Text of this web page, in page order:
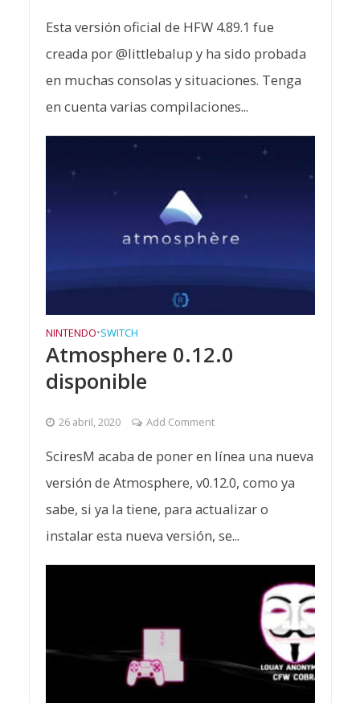
Esta versión oficial de HFW 4.89.1 fue
creada por @littlebalup y ha sido probada
en muchas consolas y situaciones. Tenga
en cuenta varias compilaciones...
NINTENDO•SWITCH
Atmosphere 0.12.0
disponible
26 abril, 2020 Add Comment
SciresM acaba de poner en línea una nueva
versión de Atmosphere, v0.12.0, como ya
sabe, si ya la tiene, para actualizar o
instalar esta nueva versión, se...